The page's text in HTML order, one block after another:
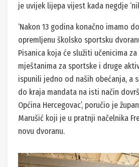
je uvijek lijepa vijest kada negdje
‘Nakon 13 godina konačno imamo
opremljenu školsko sportsku
Pisanica koja će služiti učenicima
mještanima za sportske i druge
ispunili jedno od naših obećanja, a
do kraja mandata na isti način
Općina Hercegovac’, poručio je
Marušić koji je u pratnji načelnika
novu dvoranu.